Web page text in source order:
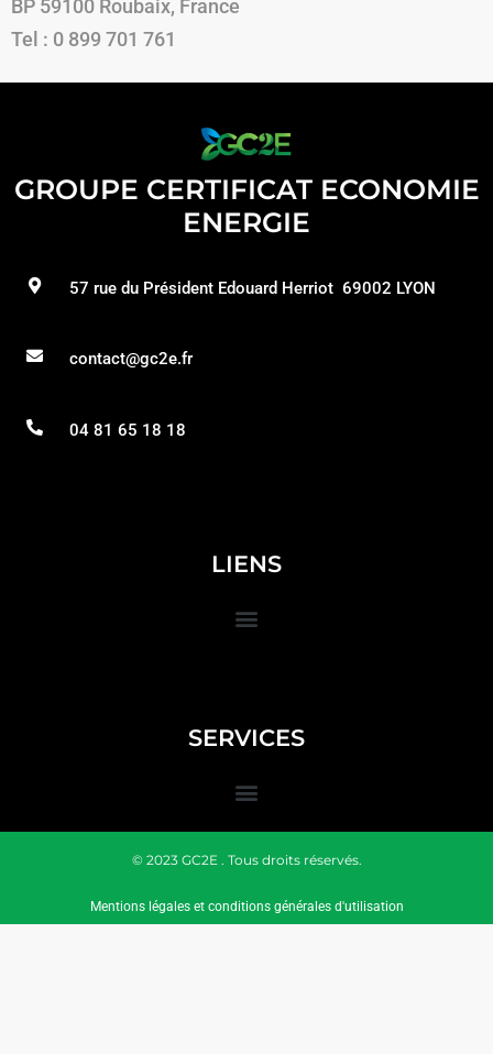
BP 59100 Roubaix, France
Tel : 0 899 701 761
GROUPE CERTIFICAT ECONOMIE
ENERGIE
57 rue du Président Edouard Herriot 69002 LYON
contact@gc2e.fr
04 81 65 18 18
LIENS
SERVICES
© 2023 GC2E . Tous droits réservés.
Mentions légales et conditions générales d'utilisation